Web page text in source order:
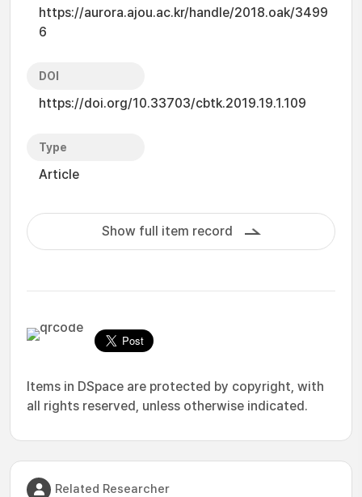
https://aurora.ajou.ac.kr/handle/2018.oak/3499
6
DOI
https://doi.org/10.33703/cbtk.2019.19.1.109
Type
Article
Show full item record
Items in DSpace are protected by copyright, with
all rights reserved, unless otherwise indicated.
Related Researcher